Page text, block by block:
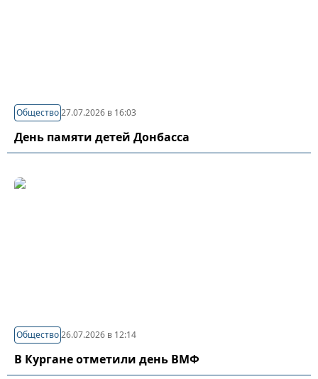
Общество27.07.2026 в 16:03
День памяти детей Донбасса
Общество26.07.2026 в 12:14
В Кургане отметили день ВМФ